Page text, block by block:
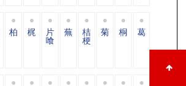
柏 梶 片
喰
蕪 桔
梗
菊 桐 葛